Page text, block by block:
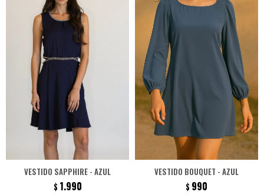
VESTIDO SAPPHIRE - AZUL
$ 1.990
VESTIDO BOUQUET - AZUL
$ 990